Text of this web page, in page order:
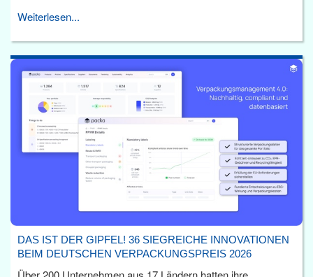
Weiterlesen...
DAS IST DER GIPFEL! 36 SIEGREICHE INNOVATIONEN
BEIM DEUTSCHEN VERPACKUNGSPREIS 2026